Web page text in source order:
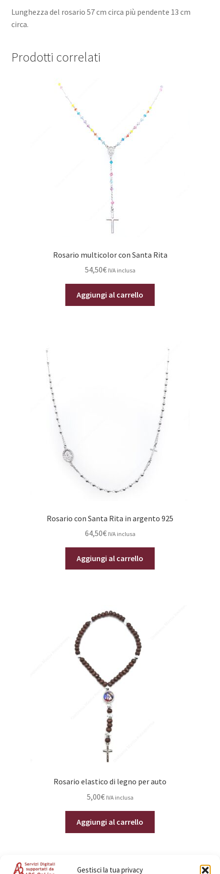
Gestisci la tua privacy
Lunghezza del rosario 57 cm circa più pendente 13 cm
circa.
Prodotti correlati
Rosario multicolor con Santa Rita
54,50€ IVA inclusa
Aggiungi al carrello
Rosario con Santa Rita in argento 925
64,50€ IVA inclusa
Aggiungi al carrello
Rosario elastico di legno per auto
5,00€ IVA inclusa
Aggiungi al carrello